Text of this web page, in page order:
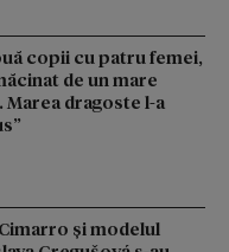
copii cu patru femei,
de un mare
dragoste l-a
și modelul